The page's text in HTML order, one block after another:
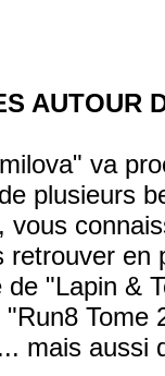
AUTOUR
va
plusieurs
vous
retrouver en
"Lapin &
Tome
mais aussi